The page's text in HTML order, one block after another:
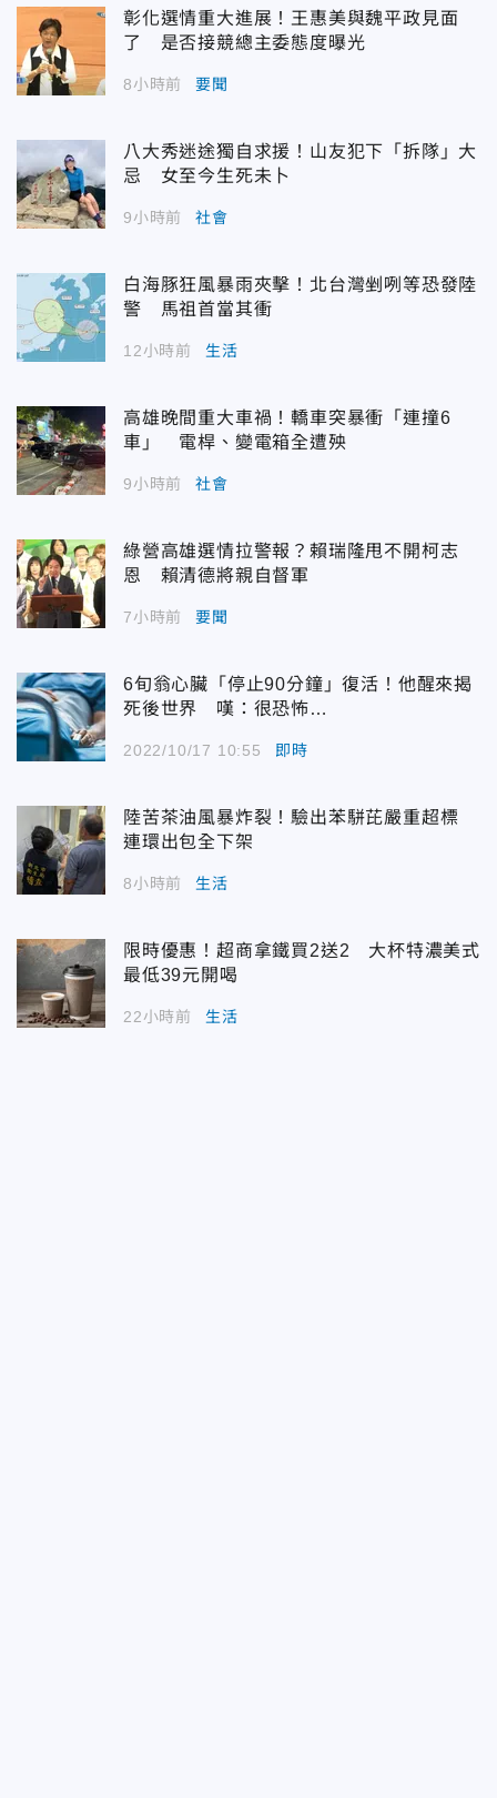
彰化選情重大進展！王惠美與魏平政見面
了 是否接競總主委態度曝光
8小時前 要聞
八大秀迷途獨自求援！山友犯下「拆隊」大
忌 女至今生死未卜
9小時前 社會
白海豚狂風暴雨夾擊！北台灣剉咧等恐發陸
警 馬祖首當其衝
12小時前 生活
高雄晚間重大車禍！轎車突暴衝「連撞6
車」 電桿、變電箱全遭殃
9小時前 社會
綠營高雄選情拉警報？賴瑞隆甩不開柯志
恩 賴清德將親自督軍
7小時前 要聞
6旬翁心臟「停止90分鐘」復活！他醒來揭
死後世界 嘆：很恐怖…
2022/10/17 10:55 即時
陸苦茶油風暴炸裂！驗出苯駢芘嚴重超標
連環出包全下架
8小時前 生活
限時優惠！超商拿鐵買2送2 大杯特濃美式
最低39元開喝
22小時前 生活